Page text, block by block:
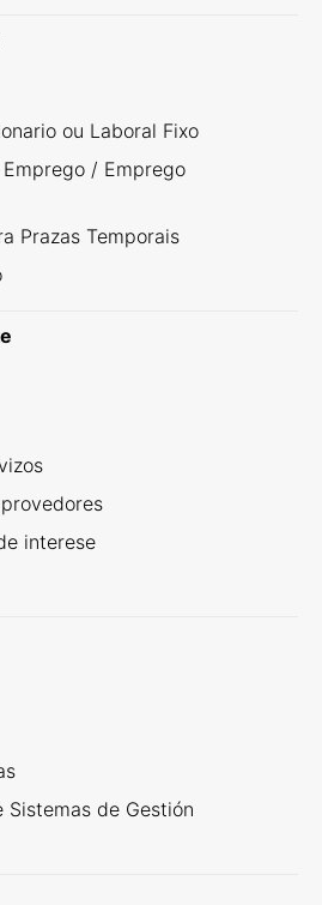
ou Laboral Fixo
/ Emprego
Prazas Temporais
interese
de Gestión